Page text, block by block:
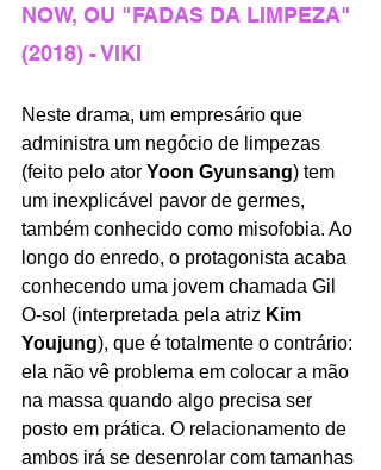
NOW, OU "FADAS DA LIMPEZA"
(2018) - VIKI
Neste drama, um empresário que
administra um negócio de limpezas
(feito pelo ator Yoon Gyunsang) tem
um inexplicável pavor de germes,
também conhecido como misofobia. Ao
longo do enredo, o protagonista acaba
conhecendo uma jovem chamada Gil
O-sol (interpretada pela atriz Kim
Youjung), que é totalmente o contrário:
ela não vê problema em colocar a mão
na massa quando algo precisa ser
posto em prática. O relacionamento de
ambos irá se desenrolar com tamanhas